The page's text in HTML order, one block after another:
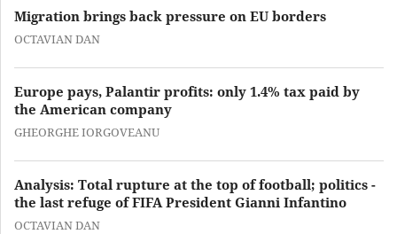
Migration brings back pressure on EU borders
OCTAVIAN DAN
Europe pays, Palantir profits: only 1.4% tax paid by
the American company
GHEORGHE IORGOVEANU
Analysis: Total rupture at the top of football; politics -
the last refuge of FIFA President Gianni Infantino
OCTAVIAN DAN